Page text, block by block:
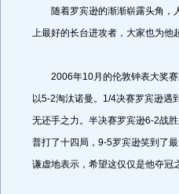
随着罗宾逊的渐渐崭露头角，人
上最好的长台进攻者，大家也为他
2006年10月的伦敦钟表大奖赛
以5-2淘汰诺曼。1/4决赛罗宾逊遇
无还手之力。半决赛罗宾逊6-2战
普打了十四局，9-5罗宾逊笑到了
谦虚地表示，希望这仅仅是他夺冠